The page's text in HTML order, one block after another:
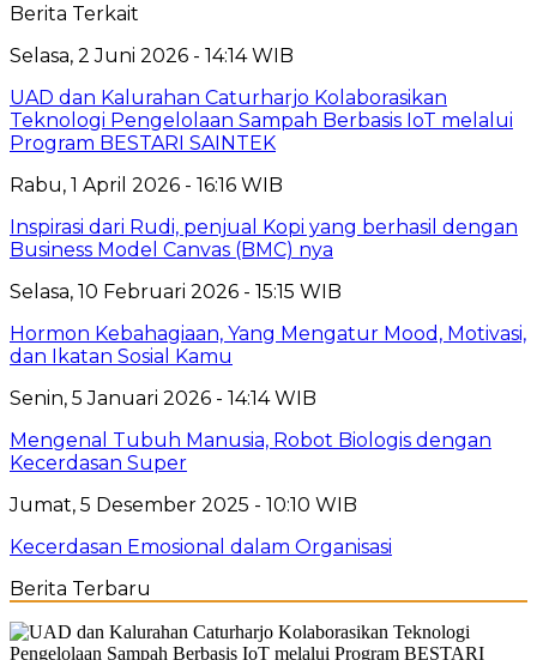
Berita Terkait
Selasa, 2 Juni 2026 - 14:14 WIB
UAD dan Kalurahan Caturharjo Kolaborasikan
Teknologi Pengelolaan Sampah Berbasis IoT melalui
Program BESTARI SAINTEK
Rabu, 1 April 2026 - 16:16 WIB
Inspirasi dari Rudi, penjual Kopi yang berhasil dengan
Business Model Canvas (BMC) nya
Selasa, 10 Februari 2026 - 15:15 WIB
Hormon Kebahagiaan, Yang Mengatur Mood, Motivasi,
dan Ikatan Sosial Kamu
Senin, 5 Januari 2026 - 14:14 WIB
Mengenal Tubuh Manusia, Robot Biologis dengan
Kecerdasan Super
Jumat, 5 Desember 2025 - 10:10 WIB
Kecerdasan Emosional dalam Organisasi
Berita Terbaru